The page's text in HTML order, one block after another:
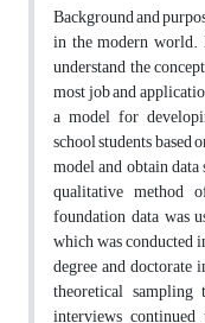
Background and
in the modern world.
understand the
most job and
a model for
school students based
model and obtain
qualitative method
foundation data was
which was conducted
degree and doctorate
theoretical